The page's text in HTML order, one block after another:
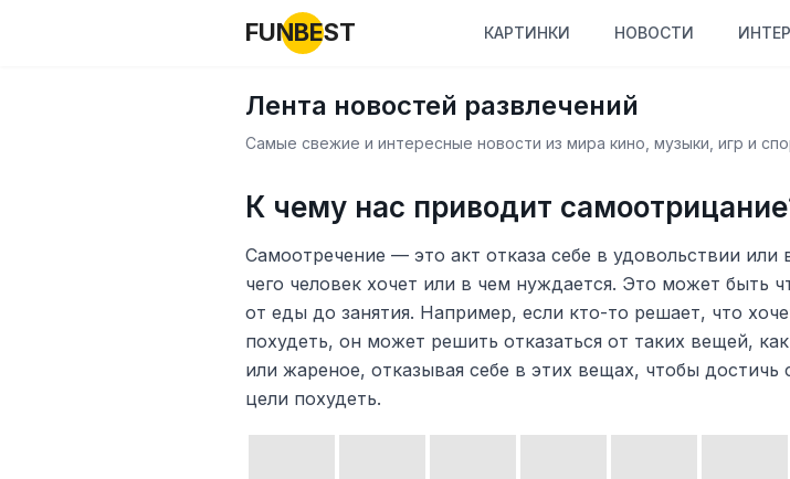
FUNBEST КАРТИНКИ НОВОСТИ
Лента новостей развлечений
Самые свежие и интересные новости из мира кино, музыки, игр и
К чему нас приводит
Самоотречение — это акт отказа себе в удовольствии или
чего человек хочет или в чем нуждается. Это может быть
от еды до занятия. Например, если кто-то решает, что
похудеть, он может решить отказаться от таких вещей,
или жареное, отказывая себе в этих вещах, чтобы достичь
цели похудеть.